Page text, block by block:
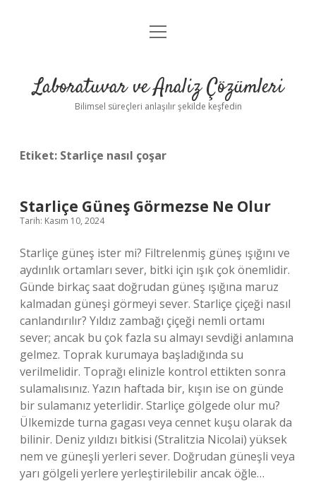
Anasayfa
Yasal Uyarı
menüyü
Laboratuvar ve Analiz Çözümleri
Bilimsel süreçleri anlaşılır şekilde keşfedin
Etiket: Starliçe nasıl çoşar
Starliçe Güneş Görmezse Ne Olur
Tarih: Kasım 10, 2024
Starliçe güneş ister mi? Filtrelenmiş güneş ışığını ve
aydınlık ortamları sever, bitki için ışık çok önemlidir.
Günde birkaç saat doğrudan güneş ışığına maruz
kalmadan güneşi görmeyi sever. Starliçe çiçeği nasıl
canlandırılır? Yıldız zambağı çiçeği nemli ortamı
sever; ancak bu çok fazla su almayı sevdiği anlamına
gelmez. Toprak kurumaya başladığında su
verilmelidir. Toprağı elinizle kontrol ettikten sonra
sulamalısınız. Yazın haftada bir, kışın ise on günde
bir sulamanız yeterlidir. Starliçe gölgede olur mu?
Ülkemizde turna gagası veya cennet kuşu olarak da
bilinir. Deniz yıldızı bitkisi (Stralitzia Nicolai) yüksek
nem ve güneşli yerleri sever. Doğrudan güneşli veya
yarı gölgeli yerlere yerleştirilebilir ancak öğle…